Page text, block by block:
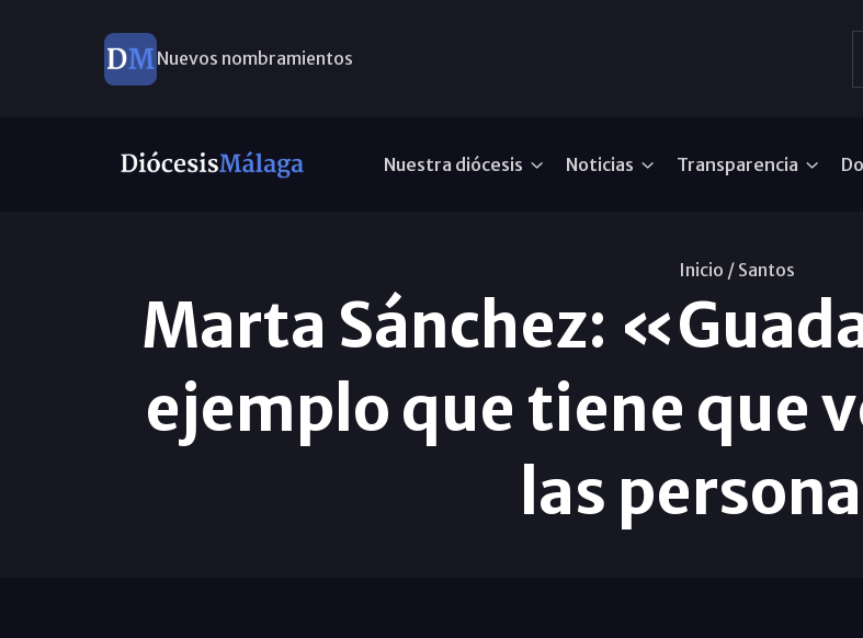
Nuevos nombramientos
Nuestra diócesis Noticias Transparencia
Inicio / Santos
Marta Sánchez:
ejemplo que tiene que
las